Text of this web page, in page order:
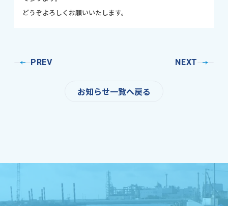
どうぞよろしくお願いいたします。
PREV
お知らせ一覧へ戻る
NEXT